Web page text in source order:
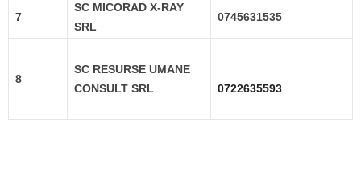
7
SC MICORAD X-RAY
SRL
0745631535
8
SC RESURSE UMANE
CONSULT SRL
0722635593